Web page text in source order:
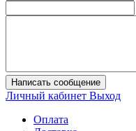
Написать сообщение
Личный кабинет Выход
Оплата